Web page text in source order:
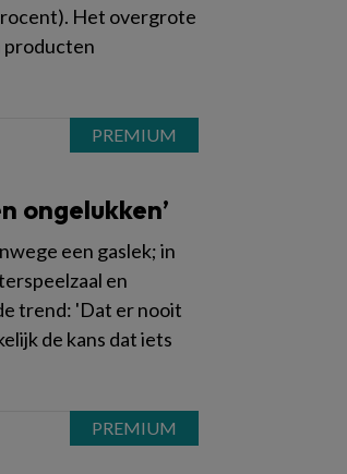
Het overgrote
producten
ongelukken’
een gaslek; in
en
trend: 'Dat er nooit
de kans dat iets